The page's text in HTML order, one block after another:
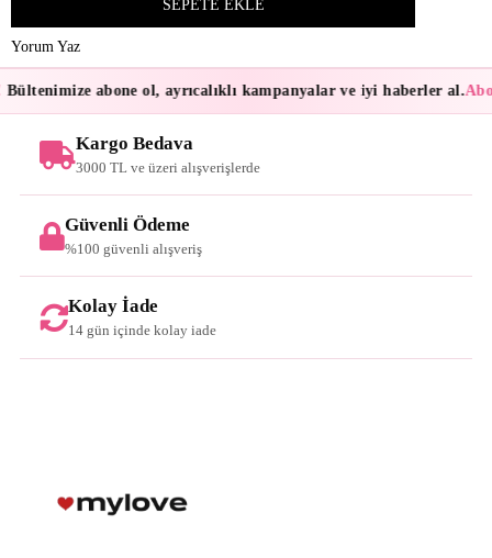
Yorum Yaz
abone ol, ayrıcalıklı kampanyalar ve iyi haberler al.
Kargo Bedava
3000 TL ve üzeri alışverişlerde
Güvenli Ödeme
%100 güvenli alışveriş
Kolay İade
14 gün içinde kolay iade